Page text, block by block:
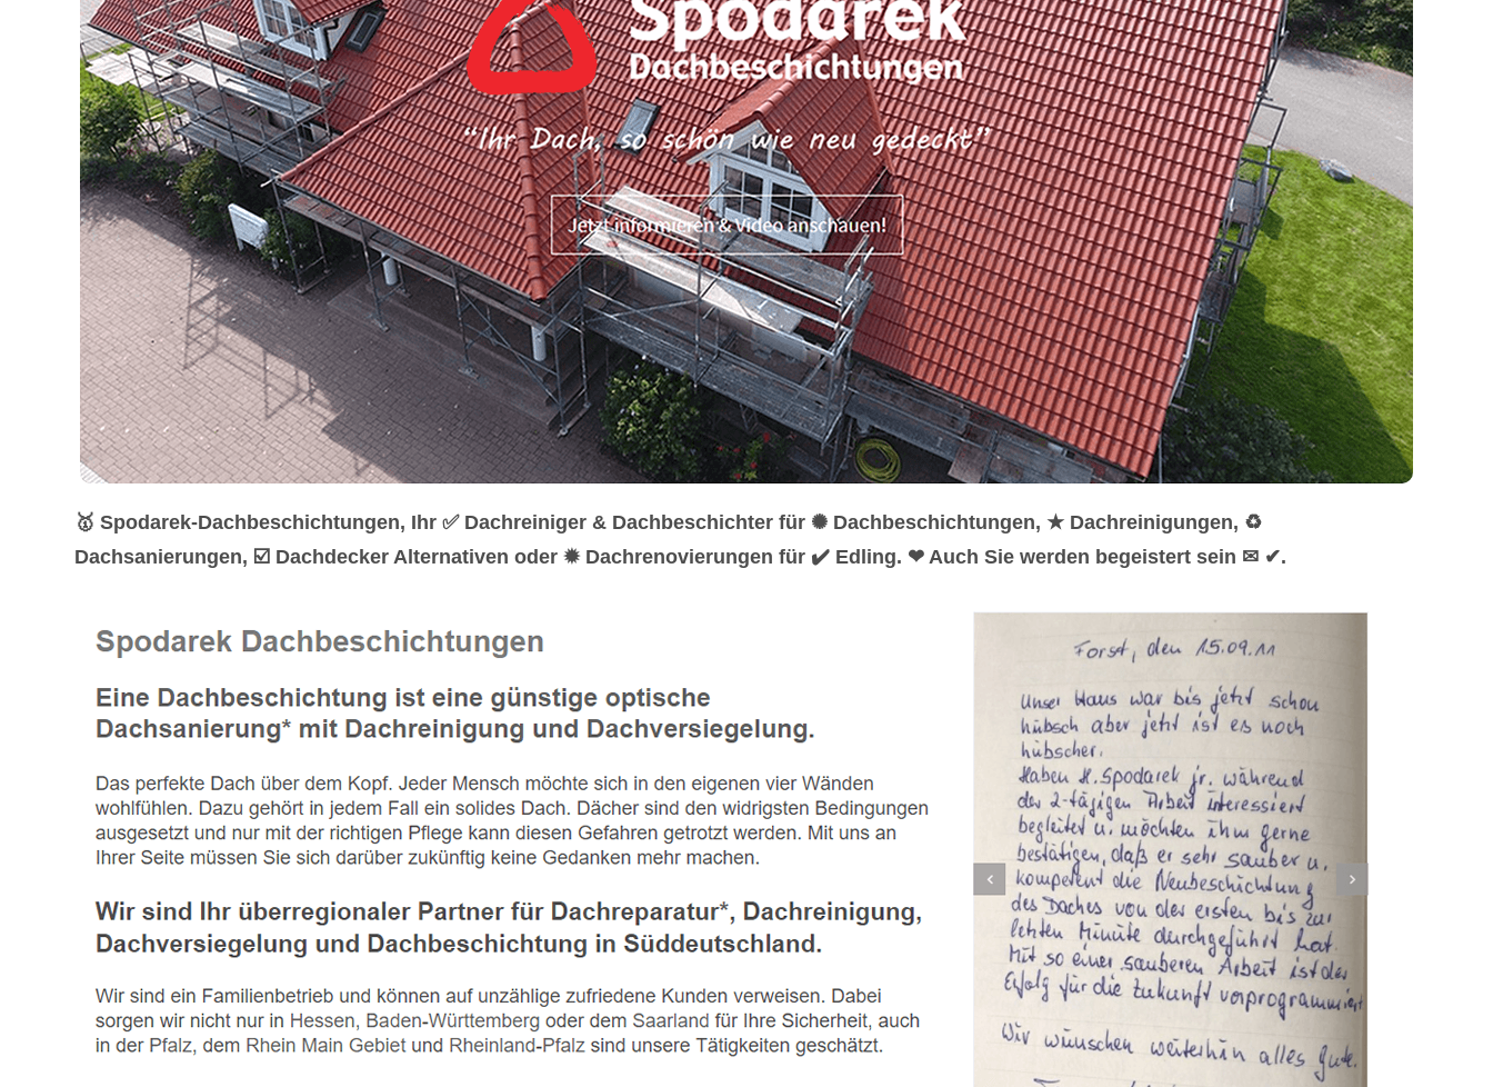
🥇 Spodarek-Dachbeschichtungen, Ihr ✅ Dachreiniger & Dachbeschichter für ✺ Dachbeschichtungen, ★ Dachreinigungen, ♻
Dachsanierungen, ☑️ Dachdecker Alternativen oder ✹ Dachrenovierungen für ✔️ Edling. ❤ Auch Sie werden begeistert sein ✉ ✔.